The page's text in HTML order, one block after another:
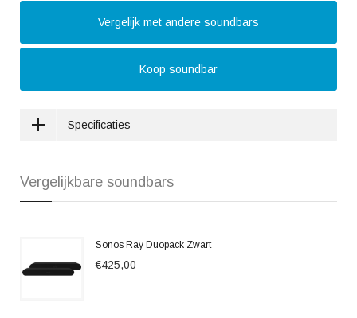
Vergelijk met andere soundbars
Koop soundbar
Specificaties
Vergelijkbare soundbars
Sonos Ray Duopack Zwart
€425,00